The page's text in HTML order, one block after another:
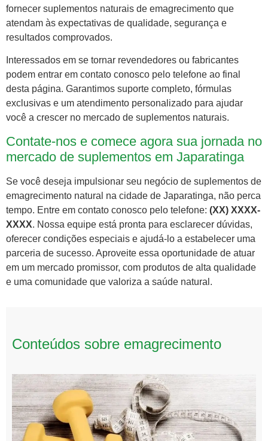
fornecer suplementos naturais de emagrecimento que
atendam às expectativas de qualidade, segurança e
resultados comprovados.
Interessados em se tornar revendedores ou fabricantes
podem entrar em contato conosco pelo telefone ao final
desta página. Garantimos suporte completo, fórmulas
exclusivas e um atendimento personalizado para ajudar
você a crescer no mercado de suplementos naturais.
Contate-nos e comece agora sua jornada no
mercado de suplementos em Japaratinga
Se você deseja impulsionar seu negócio de suplementos de
emagrecimento natural na cidade de Japaratinga, não perca
tempo. Entre em contato conosco pelo telefone: (XX) XXXX-
XXXX. Nossa equipe está pronta para esclarecer dúvidas,
oferecer condições especiais e ajudá-lo a estabelecer uma
parceria de sucesso. Aproveite essa oportunidade de atuar
em um mercado promissor, com produtos de alta qualidade
e uma comunidade que valoriza a saúde natural.
Conteúdos sobre emagrecimento